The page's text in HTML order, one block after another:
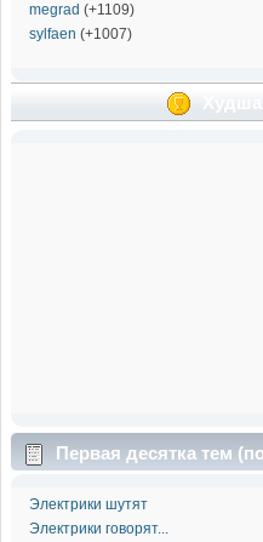
megrad (+1109)
sylfaen (+1007)
Первая десятка тем
Электрики шутят
Электрики говорят...